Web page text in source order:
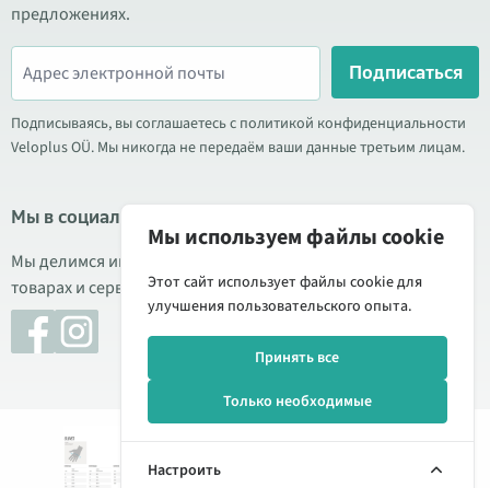
Добавить
корзину
предложениях.
Подписаться
Подписываясь, вы соглашаетесь с политикой конфиденциальности
Veloplus OÜ. Мы никогда не передаём ваши данные третьим лицам.
Мы в социальных сетях
Мы делимся информацией о выгодных акциях, новых
товарах и сервисе. Иногда публикуем обзоры продукции.
© 2026 Veloplus OÜ. Все права защищены
Управление cookie
Мы используем файлы cookie
Этот сайт использует файлы cookie для
улучшения пользовательского опыта.
Принять все
Только необходимые
Настроить